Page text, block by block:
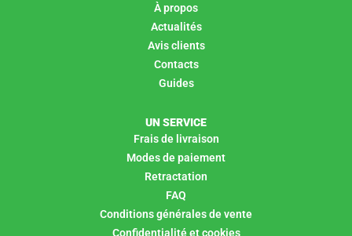
À propos
Actualités
Avis clients
Contacts
Guides
UN SERVICE
Frais de livraison
Modes de paiement
Retractation
FAQ
Conditions générales de vente
Confidentialité et cookies